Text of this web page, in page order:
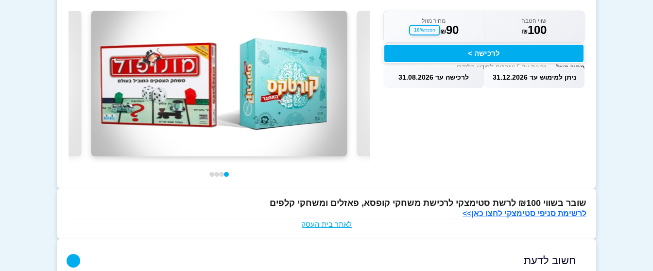
שווי הטבה
₪100
מחיר מוזל
₪90 חסכת10%
לרכישה >
מחיר מוזל — זכאות עד 5 שוברים לחודש קלנדרי
ניתן למימוש עד 31.12.2026 לרכישה עד 31.08.2026
שובר בשווי ₪100 לרשת סטימצקי לרכישת משחקי קופסא, פאזלים ומשחקי קלפים
לרשימת סניפי סטימצקי לחצו כאן>>
לאתר בית העסק
חשוב לדעת